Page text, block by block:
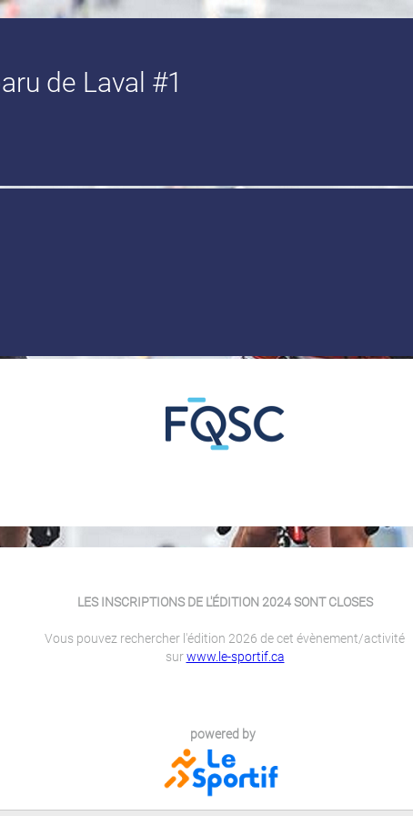
de Laval #1
LES INSCRIPTIONS DE L'ÉDITION 2024 SONT CLOSES
Vous pouvez rechercher l'édition 2026 de cet évènement/activité
surwww.le-sportif.ca
powered by